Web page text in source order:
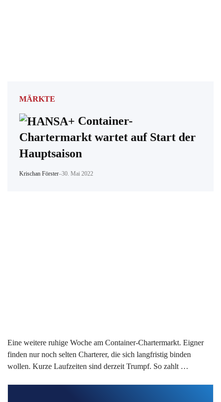
MÄRKTE
Container-
Chartermarkt wartet auf Start der
Hauptsaison
Krischan Förster–30. Mai 2022
Eine weitere ruhige Woche am Container-Chartermarkt. Eigner
finden nur noch selten Charterer, die sich langfristig binden
wollen. Kurze Laufzeiten sind derzeit Trumpf. So zahlt …